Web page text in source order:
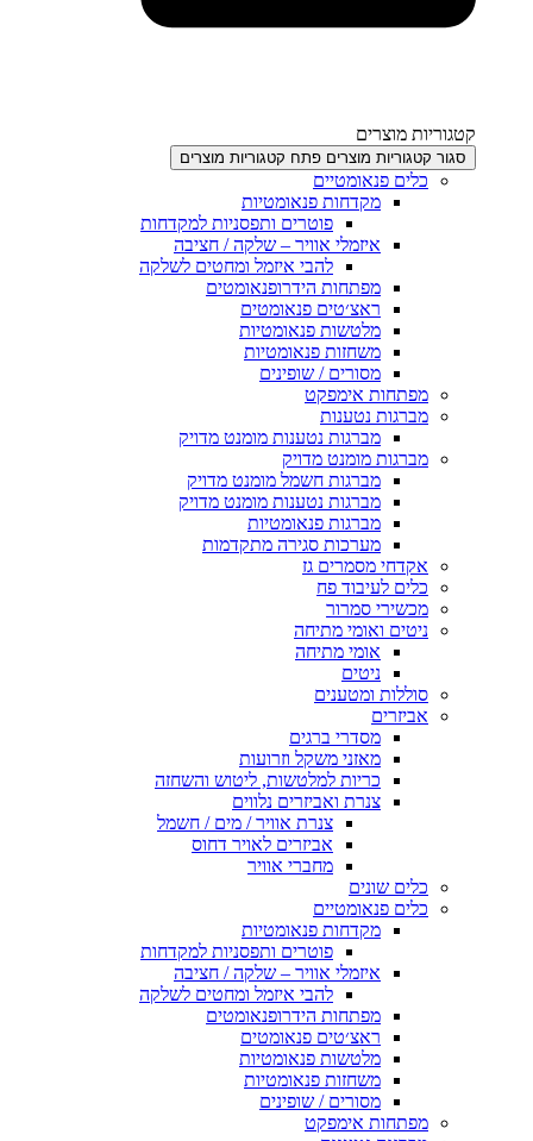
מוצרים פתח קטגוריות מוצרים
פנאומטיים
מקדחות פנאומטיות
פוטרים ותפסניות למקדחות
איזמלי אוויר – שלקה / חציבה
להבי איזמל ומחטים לשלקה
מפתחות הידרופנאומטים
ראצ׳טים פנאומטים
מלטשות פנאומטיות
משחזות פנאומטיות
מסורים / שופינים
אימפקט
מברגות נטענות מומנט מדויק
מומנט מדויק
מברגות חשמל מומנט מדויק
מברגות נטענות מומנט מדויק
מברגות פנאומטיות
מערכות סגירה מתקדמות
מסמרים גז
ואומי מתיחה
ומטענים
מאזני משקל וזרועות
כריות למלטשות, ליטוש והשחזה
צנרת ואביזרים נלווים
צנרת אוויר / מים / חשמל
אביזרים לאויר דחוס
פנאומטיים
מקדחות פנאומטיות
פוטרים ותפסניות למקדחות
איזמלי אוויר – שלקה / חציבה
להבי איזמל ומחטים לשלקה
מפתחות הידרופנאומטים
ראצ׳טים פנאומטים
מלטשות פנאומטיות
משחזות פנאומטיות
מסורים / שופינים
אימפקט